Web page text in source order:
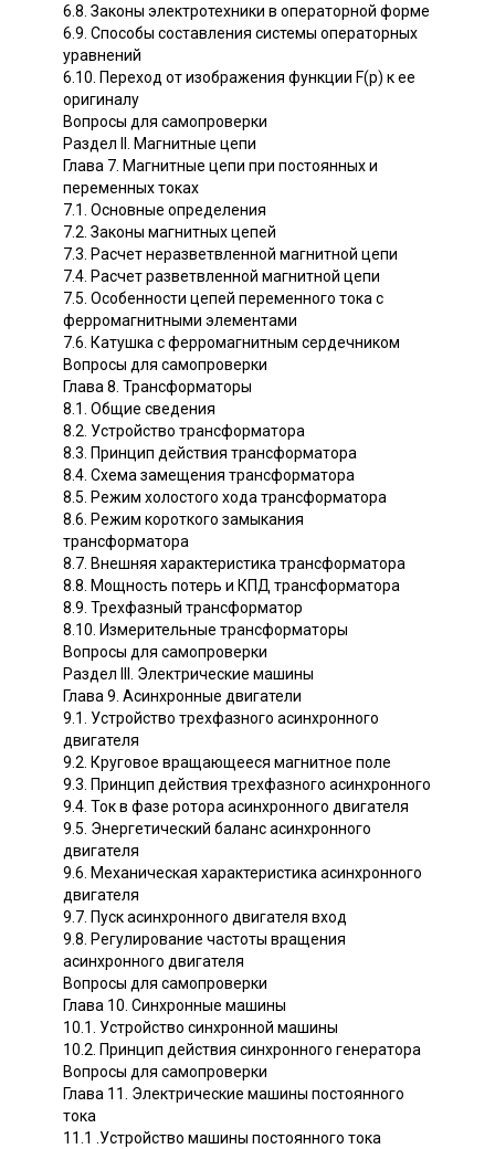
6.8. Законы электротехники в операторной форме
6.9. Способы составления системы операторных
уравнений
6.10. Переход от изображения функции F(p) к ее
оригиналу
Вопросы для самопроверки
Раздел II. Магнитные цепи
Глава 7. Магнитные цепи при постоянных и
переменных токах
7.1. Основные определения
7.2. Законы магнитных цепей
7.3. Расчет неразветвленной магнитной цепи
7.4. Расчет разветвленной магнитной цепи
7.5. Особенности цепей переменного тока с
ферромагнитными элементами
7.6. Катушка с ферромагнитным сердечником
Вопросы для самопроверки
Глава 8. Трансформаторы
8.1. Общие сведения
8.2. Устройство трансформатора
8.3. Принцип действия трансформатора
8.4. Схема замещения трансформатора
8.5. Режим холостого хода трансформатора
8.6. Режим короткого замыкания
трансформатора
8.7. Внешняя характеристика трансформатора
8.8. Мощность потерь и КПД трансформатора
8.9. Трехфазный трансформатор
8.10. Измерительные трансформаторы
Вопросы для самопроверки
Раздел III. Электрические машины
Глава 9. Асинхронные двигатели
9.1. Устройство трехфазного асинхронного
двигателя
9.2. Круговое вращающееся магнитное поле
9.3. Принцип действия трехфазного асинхронного
9.4. Ток в фазе ротора асинхронного двигателя
9.5. Энергетический баланс асинхронного
двигателя
9.6. Механическая характеристика асинхронного
двигателя
9.7. Пуск асинхронного двигателя вход
9.8. Регулирование частоты вращения
асинхронного двигателя
Вопросы для самопроверки
Глава 10. Синхронные машины
10.1. Устройство синхронной машины
10.2. Принцип действия синхронного генератора
Вопросы для самопроверки
Глава 11. Электрические машины постоянного
тока
11.1 .Устройство машины постоянного тока